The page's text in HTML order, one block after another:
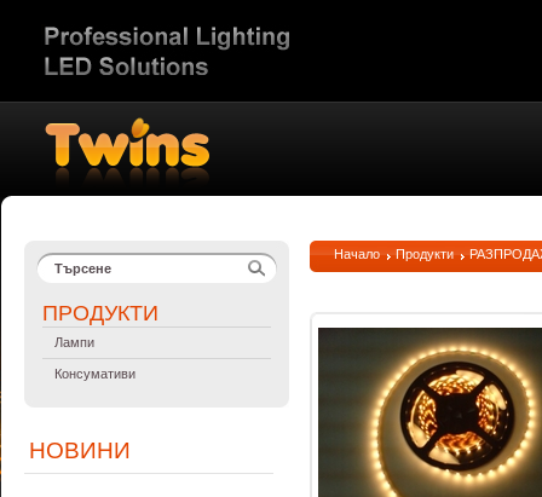
ПРОДУКТИ
Лампи
Консумативи
НОВИНИ
Начало Продукти